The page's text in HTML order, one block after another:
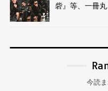
砦』等、一冊
今読